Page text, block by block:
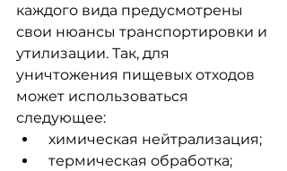
каждого вида предусмотрены
свои нюансы транспортировки и
утилизации. Так, для
уничтожения пищевых отходов
может использоваться
следующее:
химическая нейтрализация;
термическая обработка;